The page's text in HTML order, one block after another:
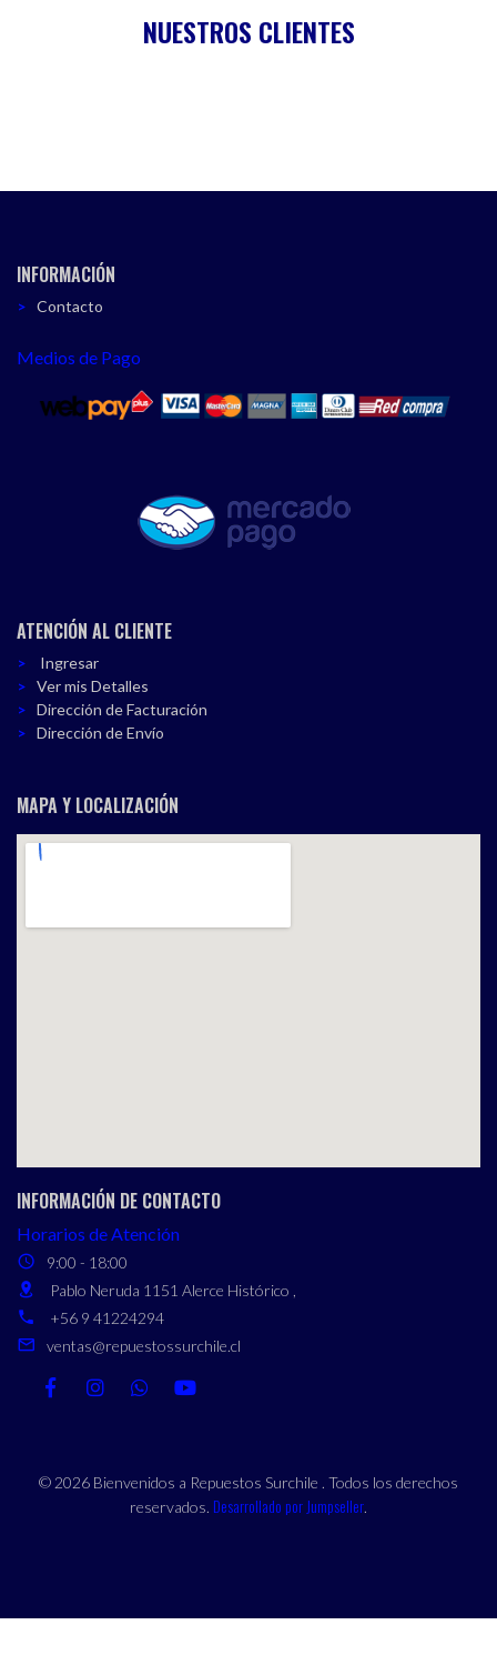
NUESTROS CLIENTES
INFORMACIÓN
Contacto
Medios de Pago
ATENCIÓN AL CLIENTE
Ingresar
Ver mis Detalles
Dirección de Facturación
Dirección de Envío
MAPA Y LOCALIZACIÓN
INFORMACIÓN DE CONTACTO
Horarios de Atención
9:00 - 18:00
Pablo Neruda 1151 Alerce Histórico ,
+56 9 41224294
ventas@repuestossurchile.cl
© 2026 Bienvenidos a Repuestos Surchile . Todos los derechos
reservados. Desarrollado por Jumpseller.